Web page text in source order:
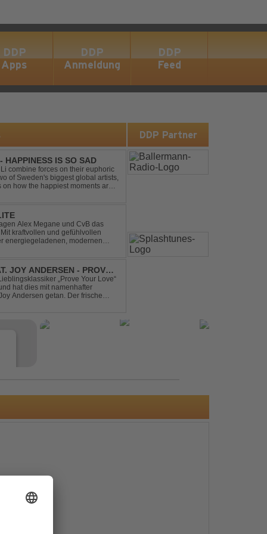
DDP
Apps
DDP
Anmeldung
DDP
Feed
HAPPINESS IS SO SAD
combine forces on their euphoric
of Sweden's biggest global artists,
how the happiest moments are
Alex Megane und CvB das
kraftvollen und gefühlvollen
energiegeladenen, modernen
JOY ANDERSEN - PROVE
„Prove Your Love“
hat dies mit namenhafter
Andersen getan. Der frische
DDP Partner